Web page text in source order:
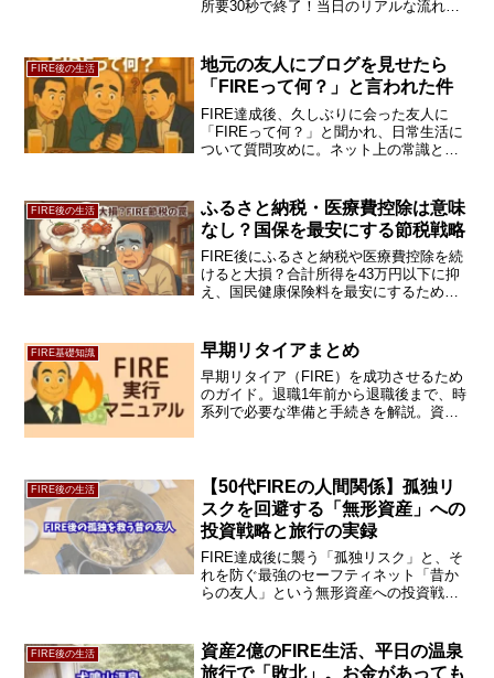
所要30秒で終了！当日のリアルな流れや
ザを公開。FIRE民ならではの攻略法で
す。
FIRE後の生活
地元の友人にブログを見せたら
「FIREって何？」と言われた件
FIRE達成後、久しぶりに会った友人に
「FIREって何？」と聞かれ、日常生活に
ついて質問攻めに。ネット上の常識と世
常が実は人生の最適化である理由につい
て考察します。
FIRE後の生活
ふるさと納税・医療費控除は意味
なし？国保を最安にする節税戦略
FIRE後にふるさと納税や医療費控除を続
けると大損？合計所得を43万円以下に抑
え、国民健康保険料を最安にするための
い方は必見です！
FIRE基礎知識 早期リタイアまとめ
早期リタイア（FIRE）を成功させるため
のガイド。退職1年前から退職後まで、時
系列で必要な準備と手続きを解説。資金
FIRE後の生活
【50代FIREの人間関係】孤独リ
スクを回避する「無形資産」への
投資戦略と旅行の実録
FIRE達成後に襲う「孤独リスク」と、そ
れを防ぐ最強のセーフティネット「昔か
らの友人」という無形資産への投資戦略
すぐチェック！
FIRE後の生活
資産2億のFIRE生活、平日の温泉
旅行で「敗北」。お金があっても